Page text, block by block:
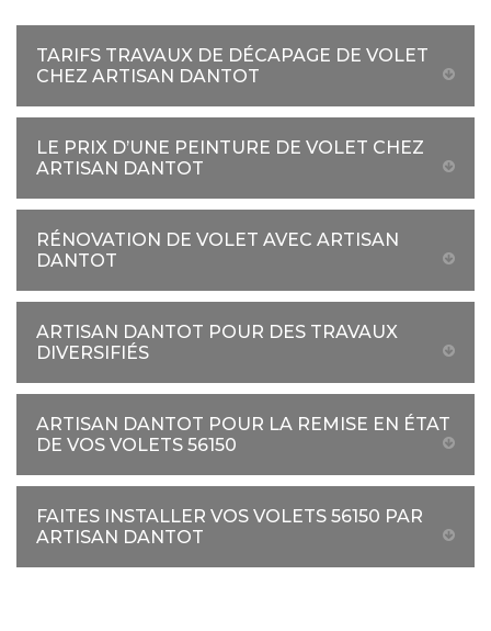
TARIFS TRAVAUX DE DÉCAPAGE DE VOLET
CHEZ ARTISAN DANTOT
LE PRIX D’UNE PEINTURE DE VOLET CHEZ
ARTISAN DANTOT
RÉNOVATION DE VOLET AVEC ARTISAN
DANTOT
ARTISAN DANTOT POUR DES TRAVAUX
DIVERSIFIÉS
ARTISAN DANTOT POUR LA REMISE EN ÉTAT
DE VOS VOLETS 56150
FAITES INSTALLER VOS VOLETS 56150 PAR
ARTISAN DANTOT